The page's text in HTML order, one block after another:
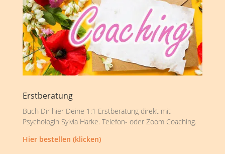
Erstberatung
Buch Dir hier Deine 1:1 Erstberatung direkt mit
Psychologin Sylvia Harke. Telefon- oder Zoom Coaching.
Hier bestellen (klicken)